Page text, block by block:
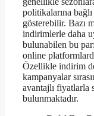
politikalarına
gösterebilir. Bazı
indirimlerle daha
bulunabilen bu
online
Özellikle indirim
kampanyalar
avantajlı fiyatlarla
bulunmaktadır.